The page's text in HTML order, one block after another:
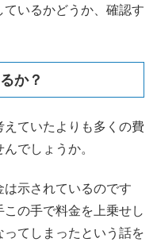
いるかどうか、確認す
か？
ていたよりも多くの費
でしょうか。
示されているのです
の手で料金を上乗せし
てしまったという話を